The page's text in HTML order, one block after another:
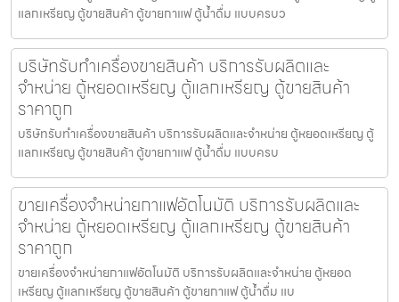
แลกเหรียญ ตู้ขายสินค้า ตู้ขายกาแฟ ตู้น้ำดื่ม แบบครบว
บริษัทรับทำเครื่องขายสินค้า บริการรับผลิตและ
จำหน่าย ตู้หยอดเหรียญ ตู้แลกเหรียญ ตู้ขายสินค้า
ราคาถูก
บริษัทรับทำเครื่องขายสินค้า บริการรับผลิตและจำหน่าย ตู้หยอดเหรียญ ตู้
แลกเหรียญ ตู้ขายสินค้า ตู้ขายกาแฟ ตู้น้ำดื่ม แบบครบ
ขายเครื่องจำหน่ายกาแฟ​อัตโนมัติ บริการรับผลิตและ
จำหน่าย ตู้หยอดเหรียญ ตู้แลกเหรียญ ตู้ขายสินค้า
ราคาถูก
ขายเครื่องจำหน่ายกาแฟ​อัตโนมัติ บริการรับผลิตและจำหน่าย ตู้หยอด
เหรียญ ตู้แลกเหรียญ ตู้ขายสินค้า ตู้ขายกาแฟ ตู้น้ำดื่ม แบ